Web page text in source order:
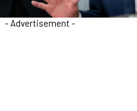
- Advertisement -